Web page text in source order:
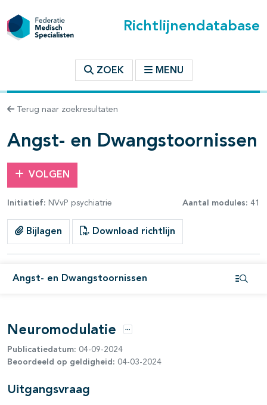
Richtlijnendatabase
ZOEK MENU
Terug naar zoekresultaten
Angst- en Dwangstoornissen
VOLGEN
Initiatief: NVvP psychiatrie Aantal modules: 41
Bijlagen Download richtlijn
Angst- en Dwangstoornissen
binnen deze richtlijn
open- en dichtklappen
open- en dichtklappen
Neuromodulatie Opties
Publicatiedatum: 04-09-2024
Beoordeeld op geldigheid: 04-03-2024
Uitgangsvraag